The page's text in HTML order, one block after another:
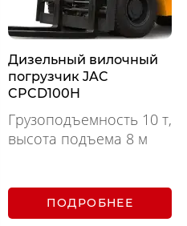
Дизельный вилочный
погрузчик JAC
CPCD100H
Грузоподъемность 10 т,
высота подъема 8 м
ПОДРОБНЕЕ